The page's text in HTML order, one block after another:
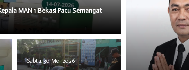
MAN 1 Bekasi Pacu Semangat
Sabtu, 30 Mei 2026